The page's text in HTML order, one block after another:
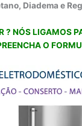
Diadema e
? NÓS LIGAMOS
O